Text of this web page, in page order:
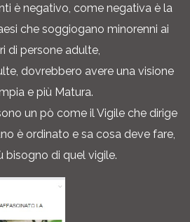
è negativo, come negativa è la
che soggiogano minorenni ai
di persone adulte,
dovrebbero avere una visione
e più Matura.
un pò come il Vigile che dirige
è ordinato e sa cosa deve fare,
bisogno di quel vigile.